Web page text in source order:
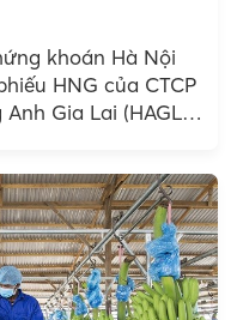
khoán Hà Nội
HNG của CTCP
Gia Lai (HAGL